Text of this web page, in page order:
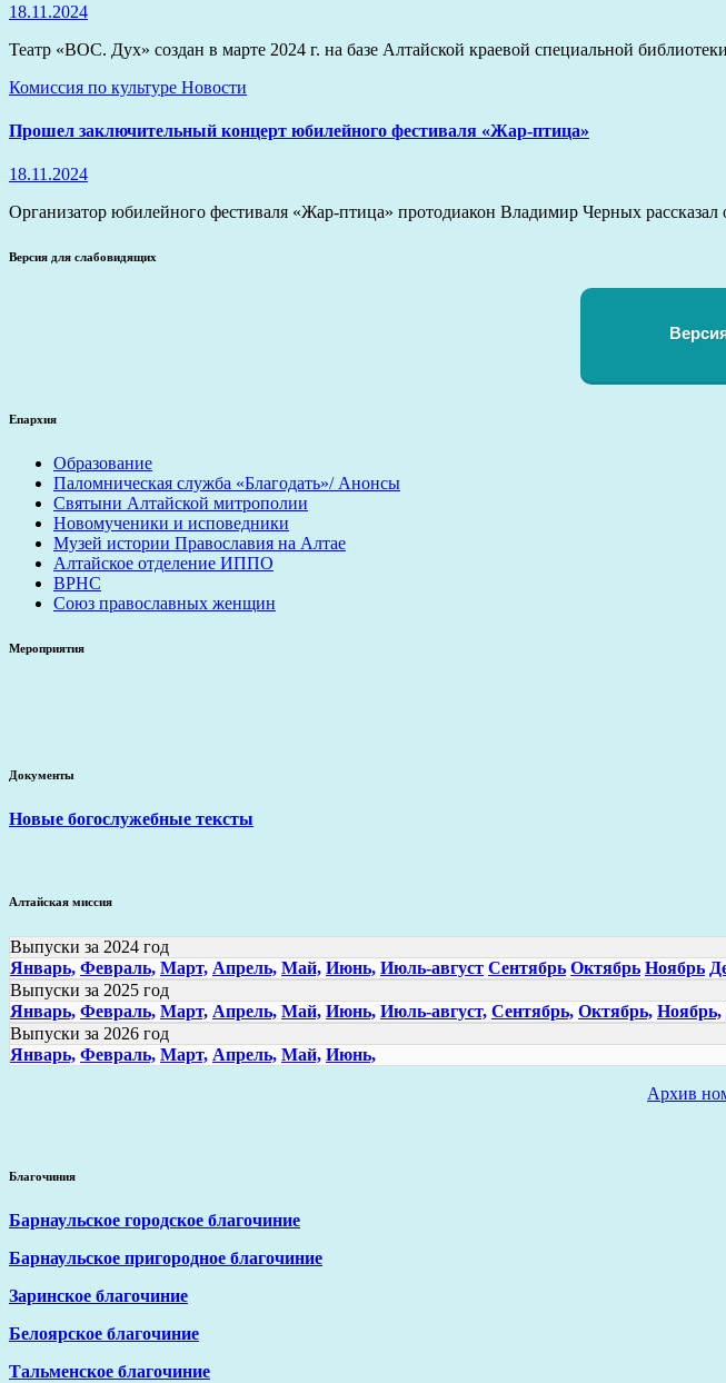
18.11.2024
Театр «ВОС. Дух» создан в марте 2024 г. на базе Алтайской краевой специальной
Комиссия по культуре Новости
Прошел заключительный концерт юбилейного фестиваля «Жар-птица»
18.11.2024
Организатор юбилейного фестиваля «Жар-птица» протодиакон Владимир Черных
Версия для слабовидящих
Епархия
Образование
Паломническая служба «Благодать»/ Анонсы
Святыни Алтайской митрополии
Новомученики и исповедники
Музей истории Православия на Алтае
Алтайское отделение ИППО
ВРНС
Союз православных женщин
Мероприятия
Документы
Новые богослужебные тексты
Алтайская миссия
Выпуски за 2024 год
Январь, Февраль, Март, Апрель, Май, Июнь, Июль-август Сентябрь Октябрь Ноябрь
Выпуски за 2025 год
Январь, Февраль, Март, Апрель, Май, Июнь, Июль-август, Сентябрь, Октябрь, Ноябрь,
Выпуски за 2026 год
Январь, Февраль, Март, Апрель, Май, Июнь,
Архив
Благочиния
Барнаульское городское благочиние
Барнаульское пригородное благочиние
Заринское благочиние
Белоярское благочиние
Тальменское благочиние